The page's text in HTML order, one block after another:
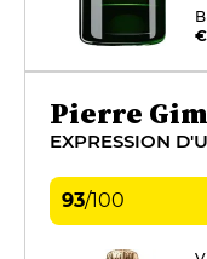
Pierre
EXPRESSION
93/100